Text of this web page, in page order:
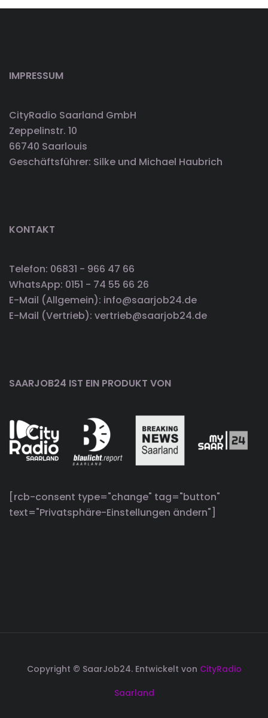
IMPRESSUM
CityRadio Saarland GmbH
Zeppelinstr. 10
66740 Saarlouis
Geschäftsführer: Silke und Michael Haubrich
KONTAKT
Telefon: 06831 - 966 47 66
WhatsApp: 0151 - 74 55 66 26
E-Mail (Allgemein): info@saarjob24.de
E-Mail (Vertrieb): vertrieb@saarjob24.de
SAARJOB24 IST EIN PRODUKT VON
[rcb-consent type="change" tag="button"
text="Privatsphäre-Einstellungen ändern"]
Copyright © SaarJob24. Entwickelt von CityRadio
Saarland